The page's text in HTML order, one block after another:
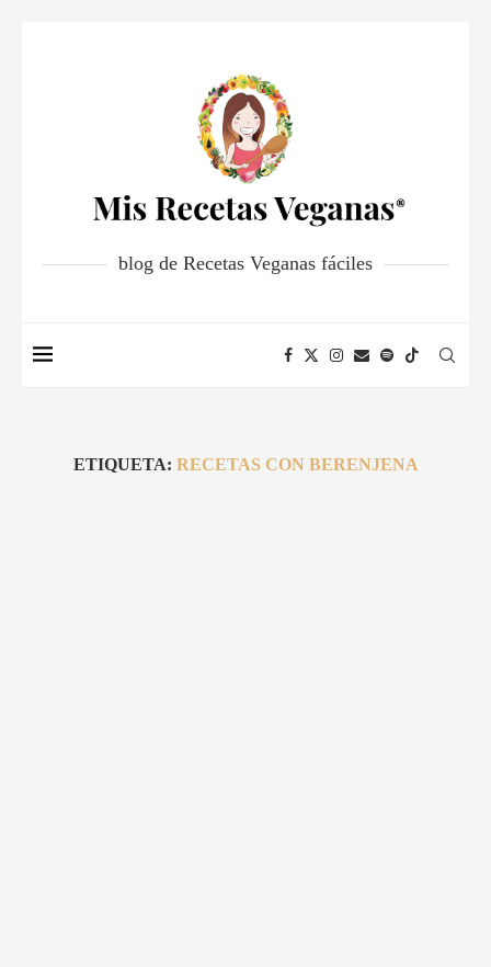
blog de Recetas Veganas fáciles
ETIQUETA: RECETAS CON BERENJENA